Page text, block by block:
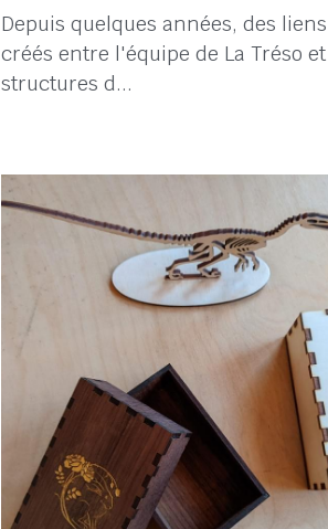
Jeunes en insertion
27 avril 2022 · Insertion,
structures d...